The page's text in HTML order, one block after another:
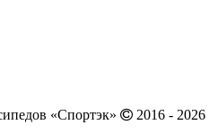
«Спортэк»
2016 - 2026